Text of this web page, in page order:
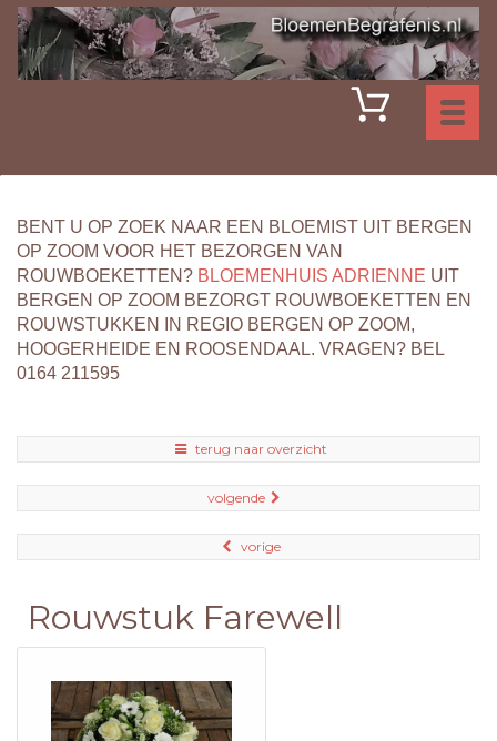
BENT U OP ZOEK NAAR EEN BLOEMIST UIT BERGEN
OP ZOOM VOOR HET BEZORGEN VAN
ROUWBOEKETTEN? BLOEMENHUIS ADRIENNE UIT
BERGEN OP ZOOM BEZORGT ROUWBOEKETTEN EN
ROUWSTUKKEN IN REGIO BERGEN OP ZOOM,
HOOGERHEIDE EN ROOSENDAAL. VRAGEN? BEL
0164 211595
terug naar overzicht
volgende
vorige
Rouwstuk Farewell